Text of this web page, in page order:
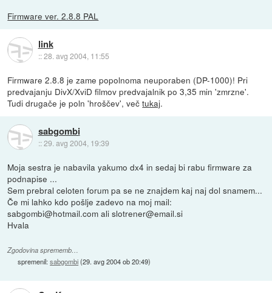
Firmware ver. 2.8.8 PAL
link
::28. avg 2004, 11:55
Firmware 2.8.8 je zame popolnoma neuporaben (DP-1000)! Pri
predvajanju DivX/XviD filmov predvajalnik po 3,35 min 'zmrzne'.
Tudi drugače je poln 'hroščev', večtukaj.
sabgombi
::29. avg 2004, 19:39
Moja sestra je nabavila yakumo dx4 in sedaj bi rabu firmware za
podnapise ...
Sem prebral celoten forum pa se ne znajdem kaj naj dol snamem...
Če mi lahko kdo pošlje zadevo na moj mail:
sabgombi@hotmail.com ali slotrener@email.si
Hvala
Zgodovina sprememb…
spremenil:sabgombi(29. avg 2004 ob 20:49)